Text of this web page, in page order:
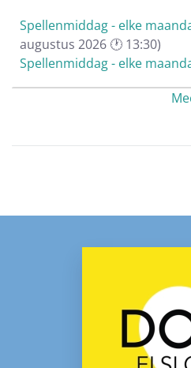
Spellenmiddag - elke
augustus 2026 🕐 13:30)
Spellenmiddag - elke
Spellenmiddag - elke
Spellenmiddag - elke
Spellenmiddag - elke
Spellenmiddag - elke
september 2026 🕐 13:30)
Spellenmiddag - elke
oktober 2026 🕐 13:30)